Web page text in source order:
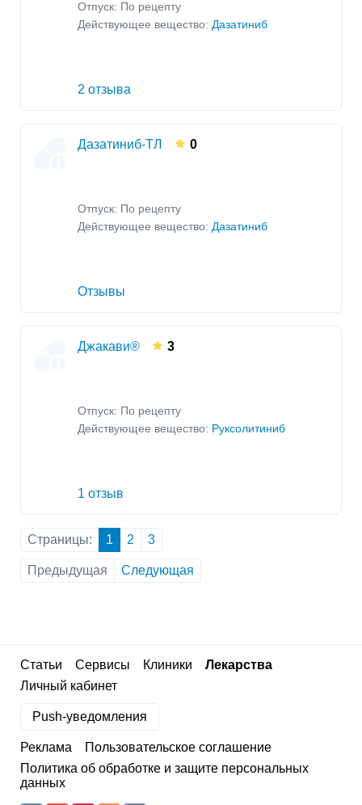
Отпуск: По рецепту
Действующее вещество: Дазатиниб
2 отзыва
Дазатиниб-ТЛ 0
Отпуск: По рецепту
Действующее вещество: Дазатиниб
Отзывы
Джакави® 3
Отпуск: По рецепту
Действующее вещество: Руксолитиниб
1 отзыв
Страницы: 1 2 3
Предыдущая Следующая
Статьи Сервисы Клиники
Лекарства
Личный кабинет
Push-уведомления
Реклама
Пользовательское соглашение
Политика об обработке и защите персональных
данных